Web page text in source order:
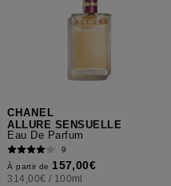
CHANEL
ALLURE SENSUELLE
Eau De Parfum
9
À partir de 157,00€
314,00€ / 100ml